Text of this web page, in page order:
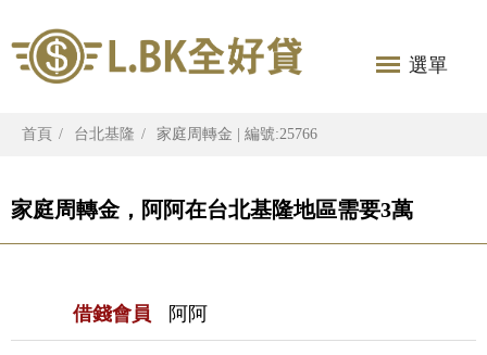
選單
首頁 台北基隆 家庭周轉金 | 編號:25766
家庭周轉金，阿阿在台北基隆地區需要3萬
借錢會員 阿阿